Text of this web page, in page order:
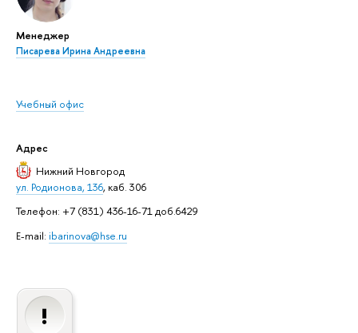
Менеджер
Писарева Ирина Андреевна
Учебный офис
Адрес
Нижний Новгород
ул. Родионова, 136, каб. 306
Телефон: +7 (831) 436-16-71 доб.6429
E-mail: ibarinova@hse.ru